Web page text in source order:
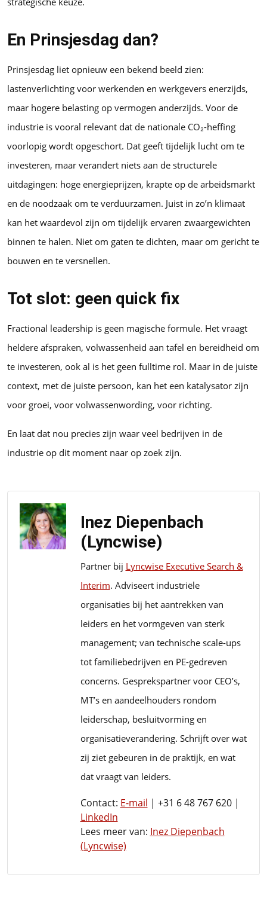
En Prinsjesdag dan?
Prinsjesdag liet opnieuw een bekend beeld zien:
lastenverlichting voor werkenden en werkgevers enerzijds,
maar hogere belasting op vermogen anderzijds. Voor de
industrie is vooral relevant dat de nationale CO₂-heffing
voorlopig wordt opgeschort. Dat geeft tijdelijk lucht om te
investeren, maar verandert niets aan de structurele
uitdagingen: hoge energieprijzen, krapte op de arbeidsmarkt
en de noodzaak om te verduurzamen. Juist in zo’n klimaat
kan het waardevol zijn om tijdelijk ervaren zwaargewichten
binnen te halen. Niet om gaten te dichten, maar om gericht te
bouwen en te versnellen.
Tot slot: geen quick fix
Fractional leadership is geen magische formule. Het vraagt
heldere afspraken, volwassenheid aan tafel en bereidheid om
te investeren, ook al is het geen fulltime rol. Maar in de juiste
context, met de juiste persoon, kan het een katalysator zijn
voor groei, voor volwassenwording, voor richting.
En laat dat nou precies zijn waar veel bedrijven in de
industrie op dit moment naar op zoek zijn.
Inez Diepenbach
(Lyncwise)
Partner bij Lyncwise Executive Search &
Interim. Adviseert industriële
organisaties bij het aantrekken van
leiders en het vormgeven van sterk
management; van technische scale-ups
tot familiebedrijven en PE-gedreven
concerns. Gesprekspartner voor CEO’s,
MT’s en aandeelhouders rondom
leiderschap, besluitvorming en
organisatieverandering. Schrijft over wat
zij ziet gebeuren in de praktijk, en wat
dat vraagt van leiders.
Contact: E-mail | +31 6 48 767 620 |
LinkedIn
Lees meer van: Inez Diepenbach
(Lyncwise)